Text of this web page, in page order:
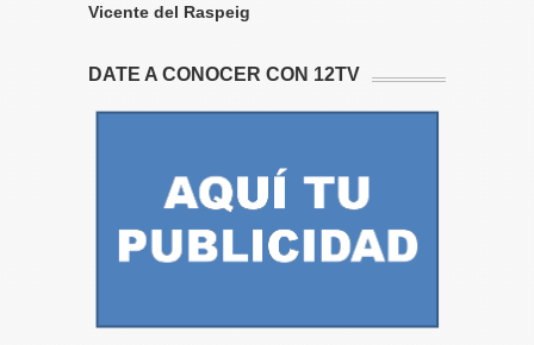
Vicente del Raspeig
DATE A CONOCER CON 12TV